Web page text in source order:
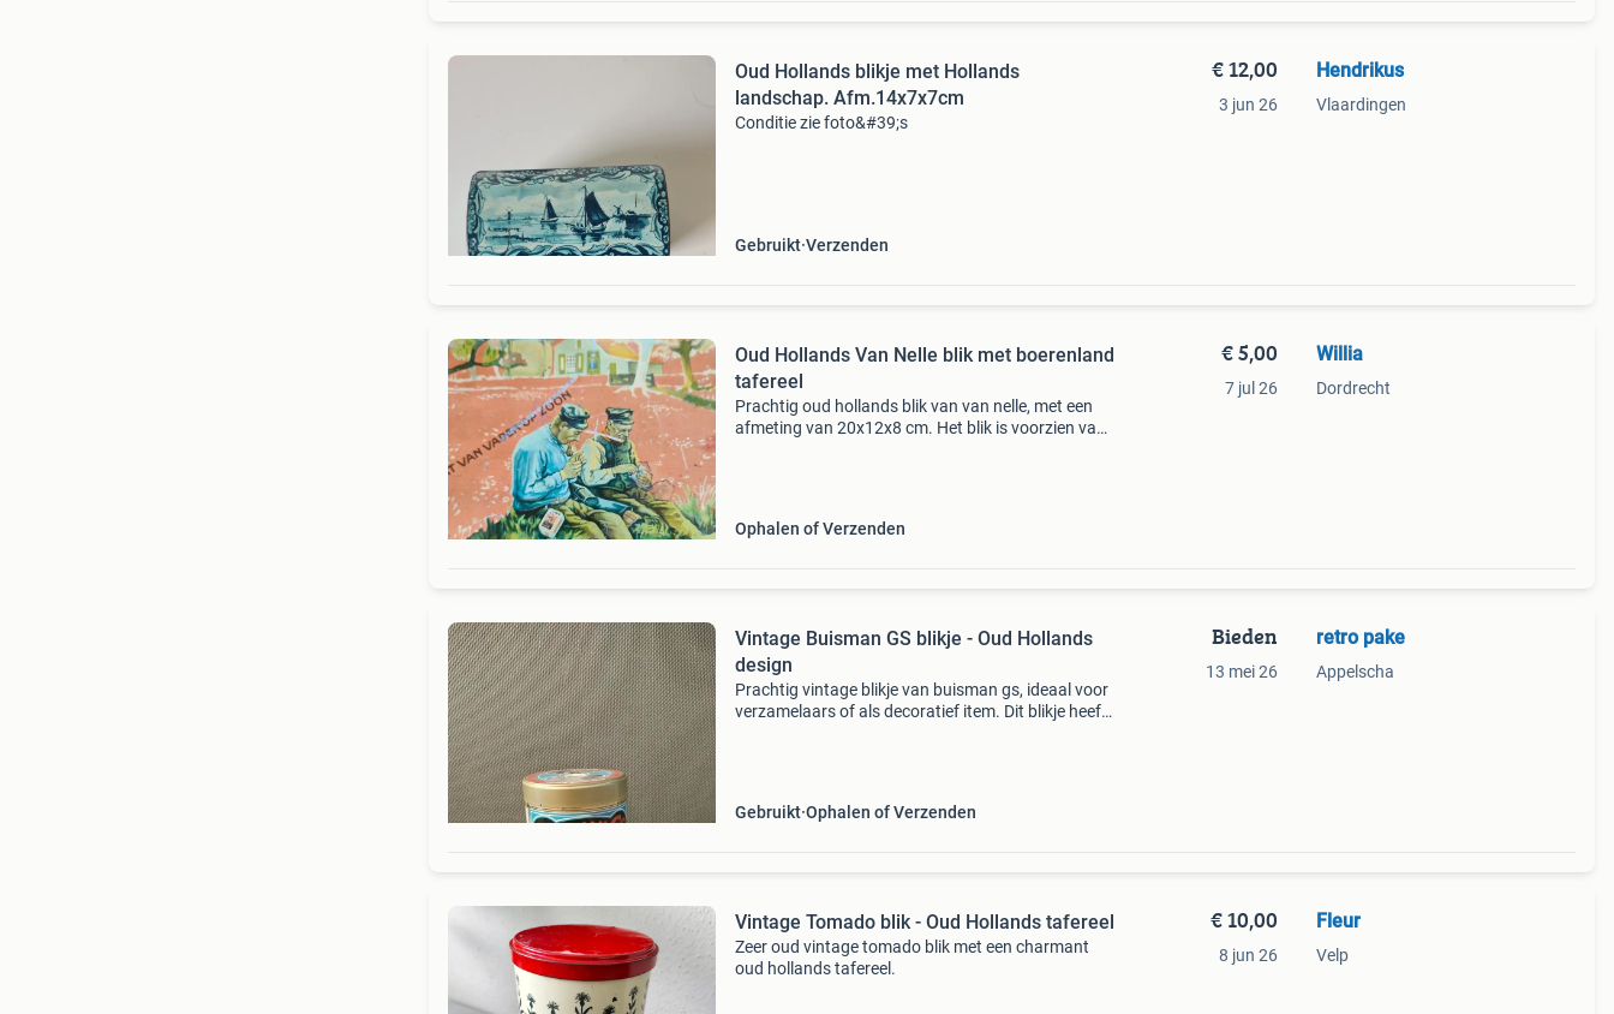
Oud Hollands blikje met Hollands
landschap. Afm.14x7x7cm
Conditie zie foto&#39;s
Gebruikt Verzenden
€ 12,00
3 jun 26
Hendrikus
Vlaardingen
Oud Hollands Van Nelle blik met boerenland
tafereel
Prachtig oud hollands blik van van nelle, met een
afmeting van 20x12x8 cm. Het blik is voorzien van
Ophalen of Verzenden
€ 5,00
7 jul 26
Willia
Dordrecht
Vintage Buisman GS blikje - Oud Hollands
design
Prachtig vintage blikje van buisman gs, ideaal voor
verzamelaars of als decoratief item. Dit blikje heeft
Gebruikt Ophalen of Verzenden
Bieden
13 mei 26
retro pake
Appelscha
Vintage Tomado blik - Oud Hollands tafereel
Zeer oud vintage tomado blik met een charmant
oud hollands tafereel.
€ 10,00
8 jun 26
Fleur
Velp